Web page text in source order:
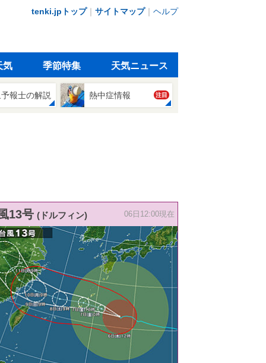
tenki.jpトップ｜ サイトマップ｜ ヘルプ
気 季節特集 天気ニュース
報士の解説 熱中症情報 注目
13号 (ドルフィン) 06日12:00現在